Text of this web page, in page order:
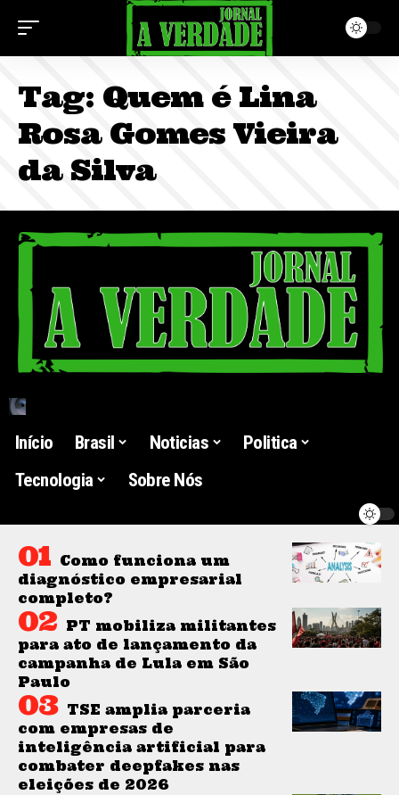
Tag: Quem é Lina
Rosa Gomes Vieira
da Silva
Início Brasil Noticias
Politica
Tecnologia
Sobre Nós
Como funciona um
diagnóstico empresarial
completo?
PT mobiliza militantes
para ato de lançamento da
campanha de Lula em São
Paulo
TSE amplia parceria
com empresas de
inteligência artificial para
combater deepfakes nas
eleições de 2026